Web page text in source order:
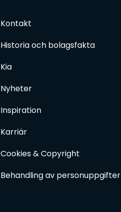
Kontakt
Historia och bolagsfakta
Kia
Nyheter
Inspiration
Karriär
Cookies & Copyright
Behandling av personuppgifter